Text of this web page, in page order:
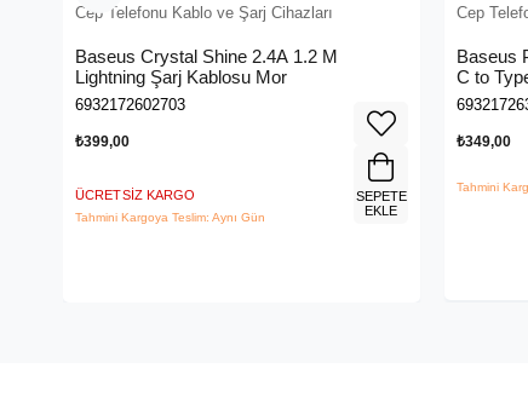
Cep Telefonu Kablo ve Şarj Cihazları
Baseus Crystal Shine 2.4A 1.2 M
Lightning Şarj Kablosu Mor
6932172602703
₺399,00
ÜCRETSIZ KARGO
Tahmini Kargoya Teslim: Aynı Gün
SEPETE
EKLE
Cep
Baseus
C to
₺349,00
Tahmini